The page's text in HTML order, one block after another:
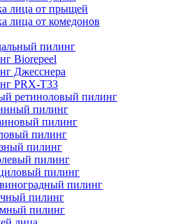
лица от прыщей
лица от комедонов
пилинг
Biorepeel
Джесснера
PRX-T33
ретиноловый пилинг
пилинг
пилинг
пилинг
пилинг
пилинг
пилинг
пилинг
пилинг
пилинг